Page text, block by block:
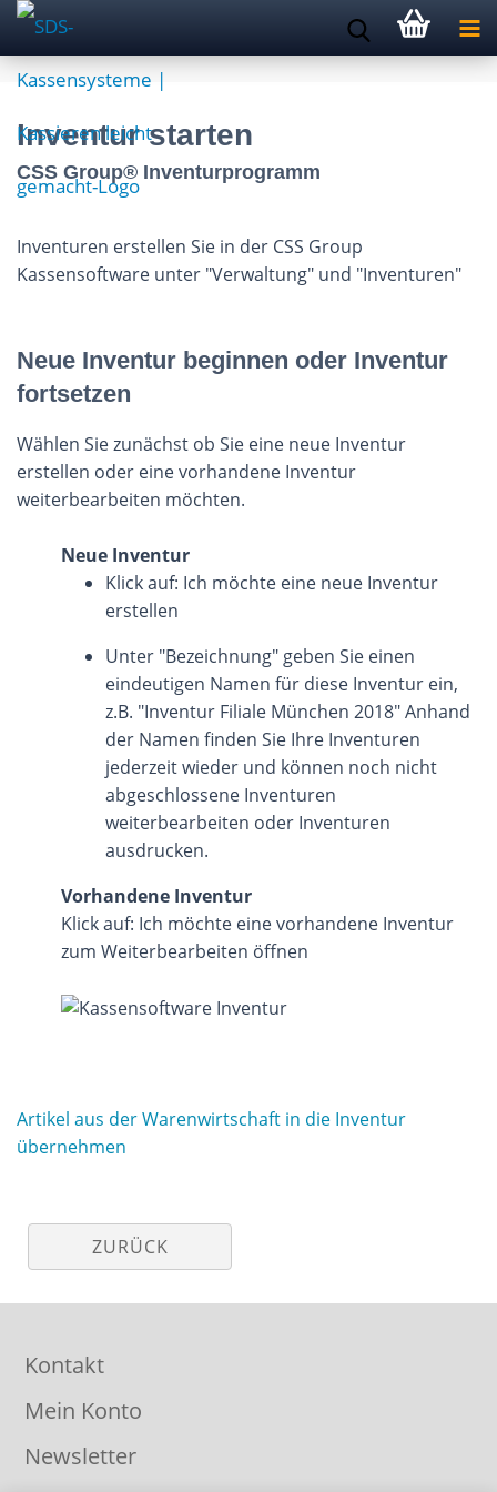
Inventur starten
CSS Group® Inventurprogramm
Inventuren erstellen Sie in der CSS Group
Kassensoftware unter "Verwaltung" und "Inventuren"
Neue Inventur beginnen oder Inventur
fortsetzen
Wählen Sie zunächst ob Sie eine neue Inventur
erstellen oder eine vorhandene Inventur
weiterbearbeiten möchten.
Neue Inventur
Klick auf: Ich möchte eine neue Inventur
erstellen
Unter "Bezeichnung" geben Sie einen
eindeutigen Namen für diese Inventur ein,
z.B. "Inventur Filiale München 2018" Anhand
der Namen finden Sie Ihre Inventuren
jederzeit wieder und können noch nicht
abgeschlossene Inventuren
weiterbearbeiten oder Inventuren
ausdrucken.
Vorhandene Inventur
Klick auf: Ich möchte eine vorhandene Inventur
zum Weiterbearbeiten öffnen
Artikel aus der Warenwirtschaft in die Inventur
übernehmen
ZURÜCK
Kontakt
Mein Konto
Newsletter